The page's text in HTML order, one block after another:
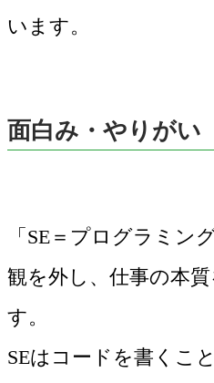
います。
面白み・やりがい
「SE＝プログラミン
観を外し、仕事の本
す。
SEはコードを書くこ